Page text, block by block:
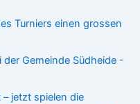
Turniers einen grossen
Gemeinde Südheide -
jetzt spielen die